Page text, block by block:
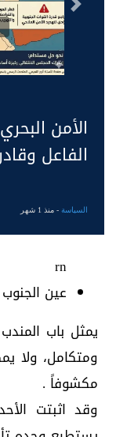
السابق
الأمن
الفاعل
السياسة- منذ 1 شهر
rn
عين
‏يمثل باب
ومتكامل، ولا
مكشوفاً .
وقد اثبتت